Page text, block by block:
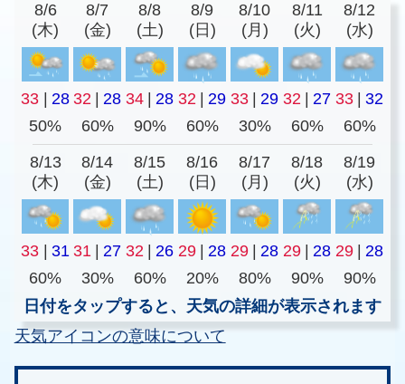
8/6
(木)
8/7
(金)
8/8
(土)
8/9
(日)
8/10
(月)
8/11
(火)
8/12
(水)
33 28 32 28 34 28 32 29 33 29 32 27 33
32
50%
60% 90% 60% 30% 60% 60%
8/13
(木)
8/14
(金)
8/15
(土)
8/16
(日)
8/17
(月)
8/18
(火)
8/19
(水)
33 31 31 27 32 26 29 28 29 28 29 28 29
28
60%
30% 60% 20% 80% 90%
90%
日付をタップすると、天気の詳細が表示されます
天気アイコンの意味について